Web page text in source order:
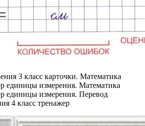
3 класс карточки. Математика
единицы измерения. Математика
единицы измерения. Перевод
4 класс тренажер